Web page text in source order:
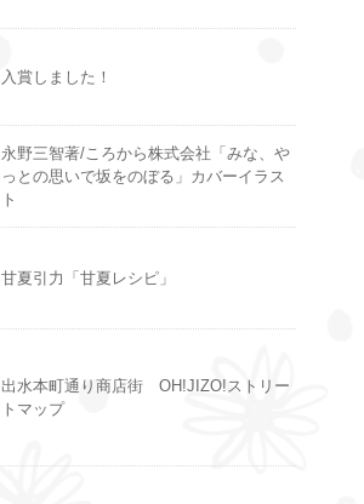
入賞しました！
永野三智著/ころから株式会社「みな、や
っとの思いで坂をのぼる」カバーイラス
ト
甘夏引力「甘夏レシピ」
出水本町通り商店街 OH!JIZO!ストリー
トマップ